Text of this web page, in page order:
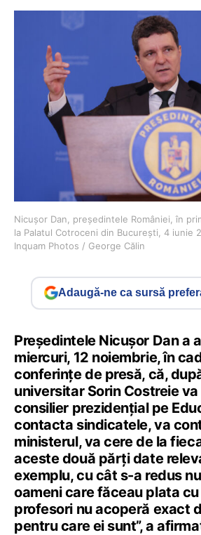
Nicușor Dan, președintele României, în
la Palatul Cotroceni din București, 4 iunie
Inquam Photos / George Călin
Adaugă-ne ca sursă
Președintele Nicușor Dan a
miercuri, 12 noiembrie, în
conferințe de presă, că,
universitar Sorin Costreie
consilier prezidențial pe
contacta sindicatele, va
ministerul, va cere de la
aceste două părți date
exemplu, cu cât s-a redus
oameni care făceau plata
profesori nu acoperă exact
pentru care ei sunt”, a